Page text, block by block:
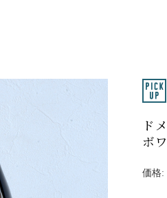
関西の地酒
イタリア
GERMANY
ド
ボ
価格: